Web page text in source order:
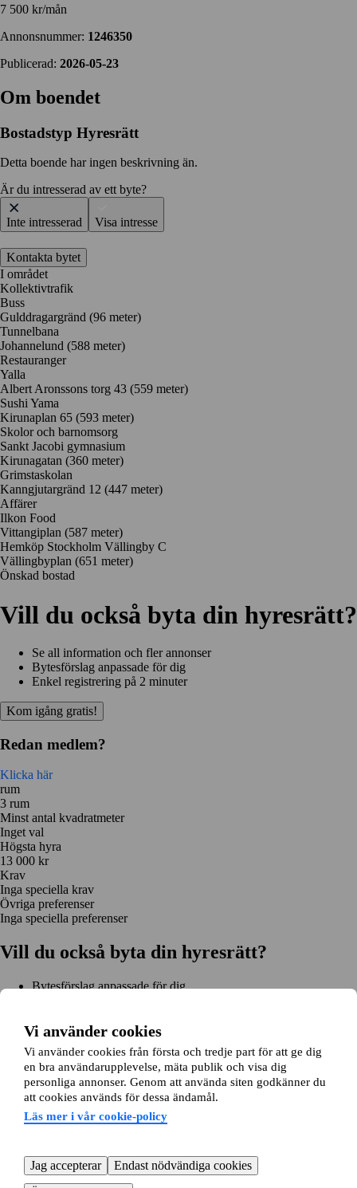
Vi använder cookies
Vi använder cookies från första och tredje part för att ge dig
en bra användarupplevelse, mäta publik och visa dig
personliga annonser. Genom att använda siten godkänner du
att cookies används för dessa ändamål.
Läs mer i vår cookie-policy
Jag accepterar
Endast nödvändiga cookies
7 500 kr/mån
Annonsnummer: 1246350
Publicerad: 2026-05-23
Om boendet
Bostadstyp Hyresrätt
Detta boende har ingen beskrivning än.
Är du intresserad av ett byte?
Inte intresserad Visa intresse
Kontakta bytet
I området
Kollektivtrafik
Buss
Gulddragargränd (96 meter)
Tunnelbana
Johannelund (588 meter)
Restauranger
Yalla
Albert Aronssons torg 43 (559 meter)
Sushi Yama
Kirunaplan 65 (593 meter)
Skolor och barnomsorg
Sankt Jacobi gymnasium
Kirunagatan (360 meter)
Grimstaskolan
Kanngjutargränd 12 (447 meter)
Affärer
Ilkon Food
Vittangiplan (587 meter)
Hemköp Stockholm Vällingby C
Vällingbyplan (651 meter)
Önskad bostad
Vill du också byta din hyresrätt?
Se all information och fler annonser
Bytesförslag anpassade för dig
Enkel registrering på 2 minuter
Kom igång gratis!
Redan medlem?
Klicka här
rum
3 rum
Minst antal kvadratmeter
Inget val
Högsta hyra
13 000 kr
Krav
Inga speciella krav
Övriga preferenser
Inga speciella preferenser
Vill du också byta din hyresrätt?
Bytesförslag anpassade för dig
Kom igång
Kom igång gratisSök annonser Logga in
Läs mer
Nyheter och tipsBytesansökan
Om lägenhetsbyte.se
Kundtjänst
Hjälp